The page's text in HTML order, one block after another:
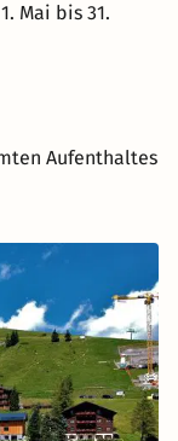
Mai bis 31.
Aufenthaltes